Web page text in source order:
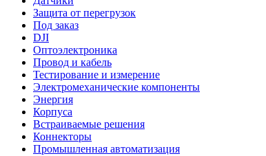
Защита от перегрузок
Под заказ
DJI
Оптоэлектроника
Провод и кабель
Тестирование и измерение
Электромеханические компоненты
Энергия
Корпуса
Встраиваемые решения
Коннекторы
Промышленная автоматизация